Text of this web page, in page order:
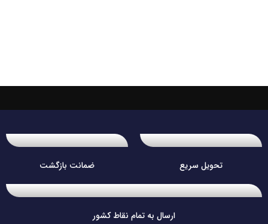
تحویل سریع ضمانت بازگشت
ارسال به تمام نقاط کشور